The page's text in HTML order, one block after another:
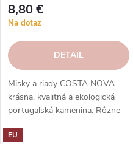
8,80 €
Na dotaz
DETAIL
Misky a riady COSTA NOVA -
krásna, kvalitná a ekologická
portugalská kamenina. Rôzne
tvary, farby, vzory a veľkosti.
Objednajte si ich v našom e-
EU